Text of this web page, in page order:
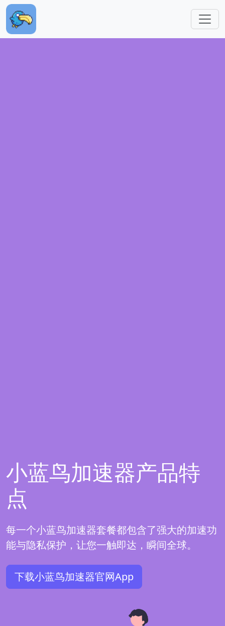
跳转到主要内容
小蓝鸟加速器产品特
点
每一个小蓝鸟加速器套餐都包含了强大的加速功
能与隐私保护，让您一触即达，瞬间全球。
下载小蓝鸟加速器官网App